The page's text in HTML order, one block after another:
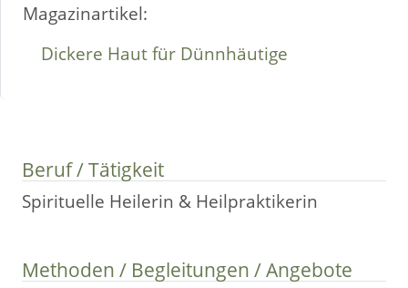
Beruf / Tätigkeit
Spirituelle Heilerin & Heilpraktikerin
Methoden / Begleitungen / Angebote
Magazinartikel:
Dickere Haut für Dünnhäutige